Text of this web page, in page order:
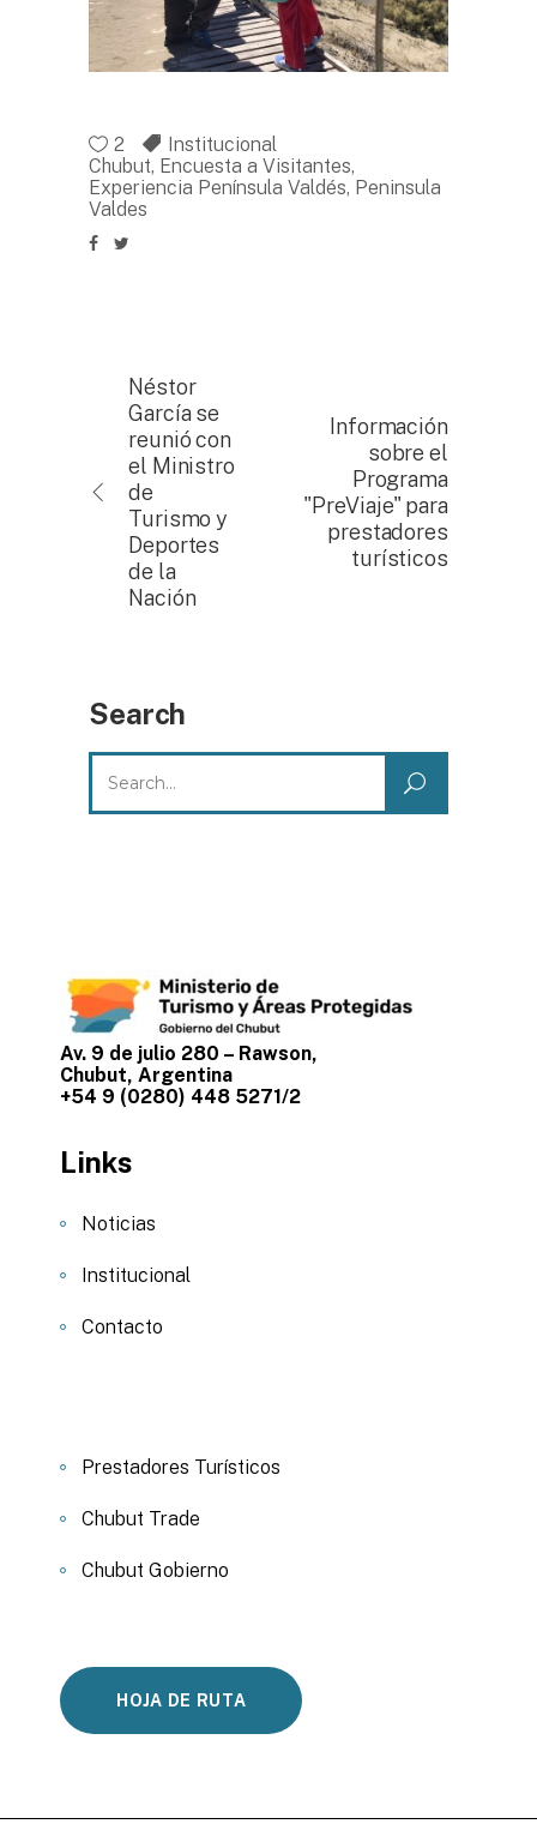
2
Institucional
Chubut, Encuesta a Visitantes,
Experiencia Península Valdés, Peninsula
Valdes
Néstor
García se
reunió con
el Ministro
de
Turismo y
Deportes
de la
Nación
Información
sobre el
Programa
"PreViaje" para
prestadores
turísticos
Search
Search
for:
Av. 9 de julio 280 – Rawson,
Chubut, Argentina
+54 9 (0280) 448 5271/2
Links
Noticias
Institucional
Contacto
Prestadores Turísticos
Chubut Trade
Chubut Gobierno
HOJA DE RUTA